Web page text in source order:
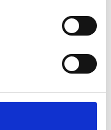
e disegni,
– peraltro, diffuso
tra i Vigili
grazie al
che combina